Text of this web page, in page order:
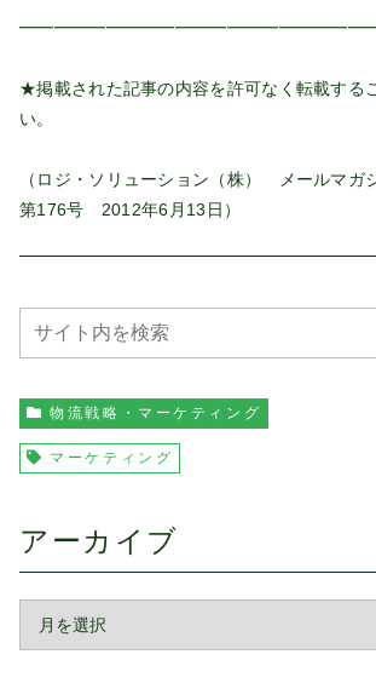
★掲載された記事の内容を許可なく転載する
い。
（ロジ・ソリューション（株） メールマガ
第176号 2012年6月13日）
物流戦略・マーケティング
マーケティング
アーカイブ